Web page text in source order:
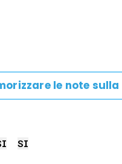
le note sulla
SI